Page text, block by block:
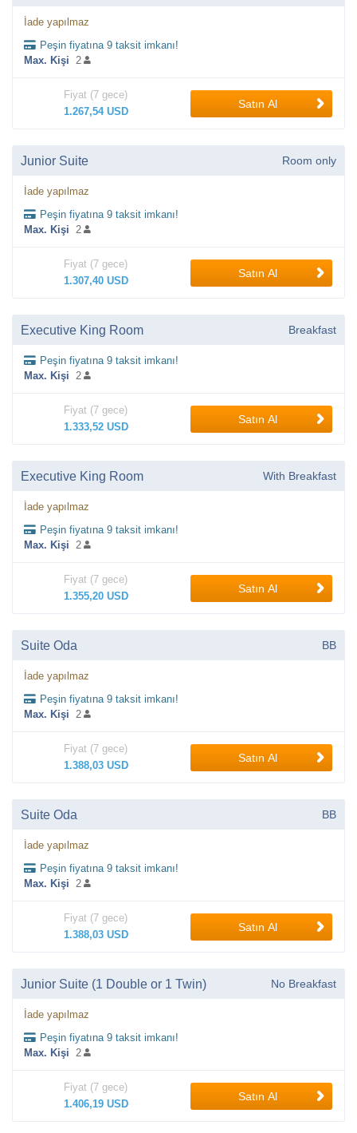
İade yapılmaz
Peşin fiyatına 9 taksit imkanı!
Max. Kişi 2
Fiyat (7 gece)
1.267,54 USD
Satın Al
Junior Suite Room only
İade yapılmaz
Peşin fiyatına 9 taksit imkanı!
Max. Kişi 2
Fiyat (7 gece)
1.307,40 USD
Satın Al
Executive King Room Breakfast
Peşin fiyatına 9 taksit imkanı!
Max. Kişi 2
Fiyat (7 gece)
1.333,52 USD
Satın Al
Executive King Room With Breakfast
İade yapılmaz
Peşin fiyatına 9 taksit imkanı!
Max. Kişi 2
Fiyat (7 gece)
1.355,20 USD
Satın Al
Suite Oda BB
İade yapılmaz
Peşin fiyatına 9 taksit imkanı!
Max. Kişi 2
Fiyat (7 gece)
1.388,03 USD
Satın Al
Suite Oda BB
İade yapılmaz
Peşin fiyatına 9 taksit imkanı!
Max. Kişi 2
Fiyat (7 gece)
1.388,03 USD
Satın Al
Junior Suite (1 Double or 1 Twin) No Breakfast
İade yapılmaz
Peşin fiyatına 9 taksit imkanı!
Max. Kişi 2
Fiyat (7 gece)
1.406,19 USD
Satın Al